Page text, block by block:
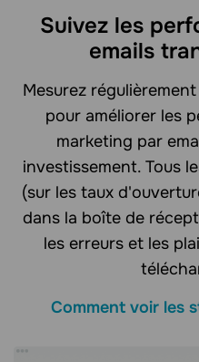
Suivez les
emails
Mesurez
pour améliorer les
marketing par
investissement. Tous
(sur les taux
dans la boîte de
les erreurs et les
Comment voir les